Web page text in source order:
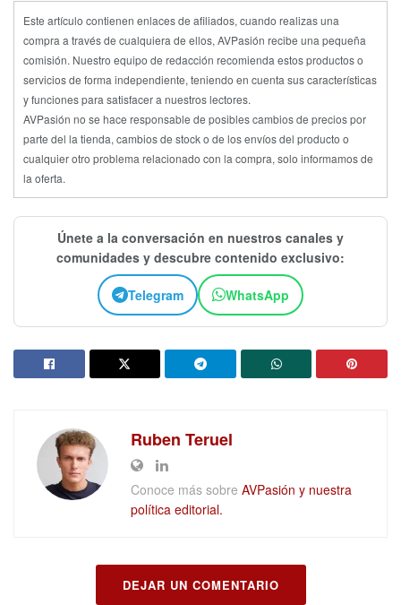
Este artículo contienen enlaces de afiliados, cuando realizas una
compra a través de cualquiera de ellos, AVPasión recibe una pequeña
comisión. Nuestro equipo de redacción recomienda estos productos o
servicios de forma independiente, teniendo en cuenta sus características
y funciones para satisfacer a nuestros lectores.
AVPasión no se hace responsable de posibles cambios de precios por
parte del la tienda, cambios de stock o de los envíos del producto o
cualquier otro problema relacionado con la compra, solo informamos de
la oferta.
Únete a la conversación en nuestros canales y
comunidades y descubre contenido exclusivo:
Telegram WhatsApp
Ruben Teruel
Conoce más sobre AVPasión y nuestra
política editorial.
DEJAR UN COMENTARIO